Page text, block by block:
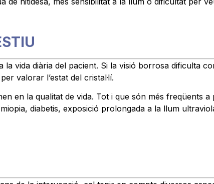
la vida diària del pacient. Si la visió borrosa dificulta
per valorar l’estat del cristal·lí.
en la qualitat de vida. Tot i que són més freqüents
diabetis, exposició prolongada a la llum